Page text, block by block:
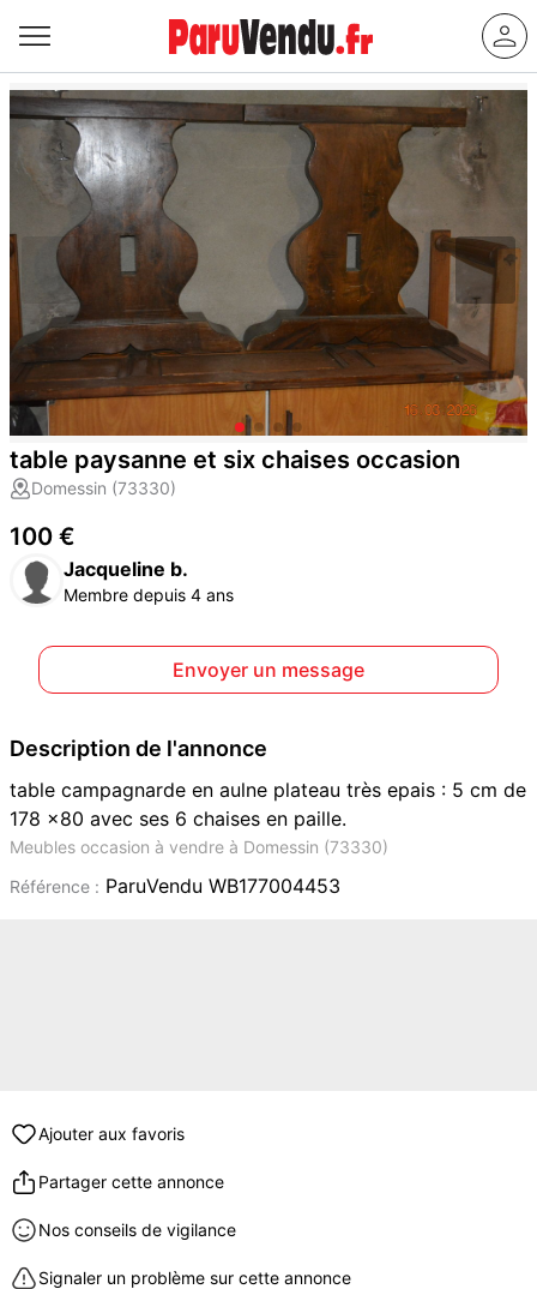
table paysanne et six chaises occasion
Domessin (73330)
100 €
Jacqueline b.
Membre depuis 4 ans
Envoyer un message
Description de l'annonce
table campagnarde en aulne plateau très epais : 5 cm de
178 x80 avec ses 6 chaises en paille.
Meubles occasion à vendre à Domessin (73330)
Référence : ParuVendu WB177004453
Ajouter aux favoris
Partager cette annonce
Nos conseils de vigilance
Signaler un problème sur cette annonce